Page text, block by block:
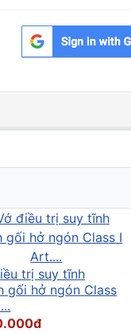
trị suy tĩnh
gối hở ngón Class